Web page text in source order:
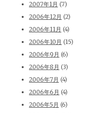
2007年1月 (7)
2006年12月 (2)
2006年11月 (4)
2006年10月 (15)
2006年9月 (6)
2006年8月 (3)
2006年7月 (4)
2006年6月 (4)
2006年5月 (6)